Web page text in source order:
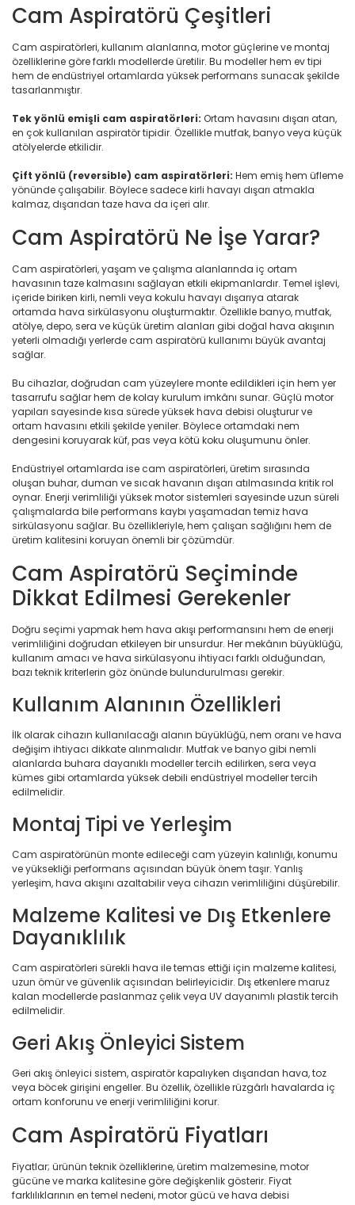
Cam Aspiratörü Çeşitleri
Cam aspiratörleri, kullanım alanlarına, motor güçlerine ve montaj
özelliklerine göre farklı modellerde üretilir. Bu modeller hem ev tipi
hem de endüstriyel ortamlarda yüksek performans sunacak şekilde
tasarlanmıştır.
Tek yönlü emişli cam aspiratörleri: Ortam havasını dışarı atan,
en çok kullanılan aspiratör tipidir. Özellikle mutfak, banyo veya küçük
atölyelerde etkilidir.
Çift yönlü (reversible) cam aspiratörleri: Hem emiş hem üfleme
yönünde çalışabilir. Böylece sadece kirli havayı dışarı atmakla
kalmaz, dışarıdan taze hava da içeri alır.
Cam Aspiratörü Ne İşe Yarar?
Cam aspiratörleri, yaşam ve çalışma alanlarında iç ortam
havasının taze kalmasını sağlayan etkili ekipmanlardır. Temel işlevi,
içeride biriken kirli, nemli veya kokulu havayı dışarıya atarak
ortamda hava sirkülasyonu oluşturmaktır. Özellikle banyo, mutfak,
atölye, depo, sera ve küçük üretim alanları gibi doğal hava akışının
yeterli olmadığı yerlerde cam aspiratörü kullanımı büyük avantaj
sağlar.
Bu cihazlar, doğrudan cam yüzeylere monte edildikleri için hem yer
tasarrufu sağlar hem de kolay kurulum imkânı sunar. Güçlü motor
yapıları sayesinde kısa sürede yüksek hava debisi oluşturur ve
ortam havasını etkili şekilde yeniler. Böylece ortamdaki nem
dengesini koruyarak küf, pas veya kötü koku oluşumunu önler.
Endüstriyel ortamlarda ise cam aspiratörleri, üretim sırasında
oluşan buhar, duman ve sıcak havanın dışarı atılmasında kritik rol
oynar. Enerji verimliliği yüksek motor sistemleri sayesinde uzun süreli
çalışmalarda bile performans kaybı yaşamadan temiz hava
sirkülasyonu sağlar. Bu özellikleriyle, hem çalışan sağlığını hem de
üretim kalitesini koruyan önemli bir çözümdür.
Cam Aspiratörü Seçiminde
Dikkat Edilmesi Gerekenler
Doğru seçimi yapmak hem hava akışı performansını hem de enerji
verimliliğini doğrudan etkileyen bir unsurdur. Her mekânın büyüklüğü,
kullanım amacı ve hava sirkülasyonu ihtiyacı farklı olduğundan,
bazı teknik kriterlerin göz önünde bulundurulması gerekir.
Kullanım Alanının Özellikleri
İlk olarak cihazın kullanılacağı alanın büyüklüğü, nem oranı ve hava
değişim ihtiyacı dikkate alınmalıdır. Mutfak ve banyo gibi nemli
alanlarda buhara dayanıklı modeller tercih edilirken, sera veya
kümes gibi ortamlarda yüksek debili endüstriyel modeller tercih
edilmelidir.
Montaj Tipi ve Yerleşim
Cam aspiratörünün monte edileceği cam yüzeyin kalınlığı, konumu
ve yüksekliği performans açısından büyük önem taşır. Yanlış
yerleşim, hava akışını azaltabilir veya cihazın verimliliğini düşürebilir.
Malzeme Kalitesi ve Dış Etkenlere
Dayanıklılık
Cam aspiratörleri sürekli hava ile temas ettiği için malzeme kalitesi,
uzun ömür ve güvenlik açısından belirleyicidir. Dış etkenlere maruz
kalan modellerde paslanmaz çelik veya UV dayanımlı plastik tercih
edilmelidir.
Geri Akış Önleyici Sistem
Geri akış önleyici sistem, aspiratör kapalıyken dışarıdan hava, toz
veya böcek girişini engeller. Bu özellik, özellikle rüzgârlı havalarda iç
ortam konforunu ve enerji verimliliğini korur.
Cam Aspiratörü Fiyatları
Fiyatlar; ürünün teknik özelliklerine, üretim malzemesine, motor
gücüne ve marka kalitesine göre değişkenlik gösterir. Fiyat
farklılıklarının en temel nedeni, motor gücü ve hava debisi